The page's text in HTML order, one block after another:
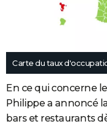
Carte du taux
En ce qui concerne
Philippe a annoncé
bars et restaurants